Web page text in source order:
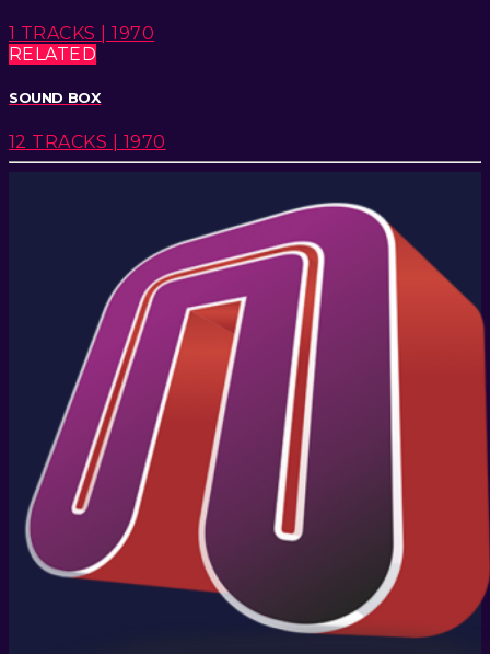
1 TRACKS | 1970
RELATED
SOUND BOX
12 TRACKS | 1970